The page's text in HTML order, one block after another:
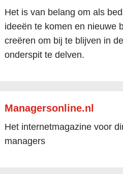
Het is van belang om als
ideeën te komen en nieuwe
creëren om bij te blijven in
onderspit te delven.
Managersonline.nl
Het internetmagazine voor
managers